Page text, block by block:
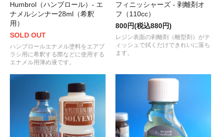
Humbrol（ハンブロール）- エ
ナメルシンナー28ml（希釈
用）
SOLD OUT
ハンブロールエナメル塗料をエアブ
ラシ用に希釈する際などに使用する
エナメル用薄め液です。
フィニッシャーズ - 剥離剤オ
フ（110cc）
800円(税込880円)
レジン表面の剥離剤（離型剤）がテ
ィッシュで拭くだけできれいに落ち
ます。